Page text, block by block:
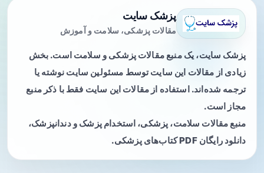
پزشک سایت
مقالات پزشکی، سلامت و آموزش
پزشک سایت، یک منبع مقالات پزشکی و سلامت است. بخش
زیادی از مقالات این سایت توسط مسئولین سایت نوشته یا
ترجمه شده‌اند. استفاده از مقالات این سایت فقط با ذکر منبع
مجاز است.
منبع مقالات سلامت، پزشکی، استخدام پزشک و دندانپزشک،
دانلود رایگان PDF کتاب‌های پزشکی.